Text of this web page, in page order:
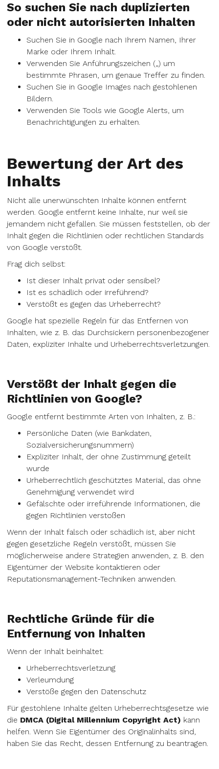
So suchen Sie nach duplizierten
oder nicht autorisierten Inhalten
Suchen Sie in Google nach Ihrem Namen, Ihrer
Marke oder Ihrem Inhalt.
Verwenden Sie Anführungszeichen („) um
bestimmte Phrasen, um genaue Treffer zu finden.
Suchen Sie in Google Images nach gestohlenen
Bildern.
Verwenden Sie Tools wie Google Alerts, um
Benachrichtigungen zu erhalten.
Bewertung der Art des
Inhalts
Nicht alle unerwünschten Inhalte können entfernt
werden. Google entfernt keine Inhalte, nur weil sie
jemandem nicht gefallen. Sie müssen feststellen, ob der
Inhalt gegen die Richtlinien oder rechtlichen Standards
von Google verstößt.
Frag dich selbst:
Ist dieser Inhalt privat oder sensibel?
Ist es schädlich oder irreführend?
Verstößt es gegen das Urheberrecht?
Google hat spezielle Regeln für das Entfernen von
Inhalten, wie z. B. das Durchsickern personenbezogener
Daten, expliziter Inhalte und Urheberrechtsverletzungen.
Verstößt der Inhalt gegen die
Richtlinien von Google?
Google entfernt bestimmte Arten von Inhalten, z. B.:
Persönliche Daten (wie Bankdaten,
Sozialversicherungsnummern)
Expliziter Inhalt, der ohne Zustimmung geteilt
wurde
Urheberrechtlich geschütztes Material, das ohne
Genehmigung verwendet wird
Gefälschte oder irreführende Informationen, die
gegen Richtlinien verstoßen
Wenn der Inhalt falsch oder schädlich ist, aber nicht
gegen gesetzliche Regeln verstößt, müssen Sie
möglicherweise andere Strategien anwenden, z. B. den
Eigentümer der Website kontaktieren oder
Reputationsmanagement-Techniken anwenden.
Rechtliche Gründe für die
Entfernung von Inhalten
Wenn der Inhalt beinhaltet:
Urheberrechtsverletzung
Verleumdung
Verstöße gegen den Datenschutz
Für gestohlene Inhalte gelten Urheberrechtsgesetze wie
die DMCA (Digital Millennium Copyright Act) kann
helfen. Wenn Sie Eigentümer des Originalinhalts sind,
haben Sie das Recht, dessen Entfernung zu beantragen.